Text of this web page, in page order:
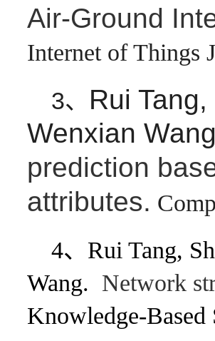
Air-Ground
Internet of Things
3、 Rui
Wenxian
prediction
attributes.
4、Rui Tang,
Wang. Network
Knowledge-Based